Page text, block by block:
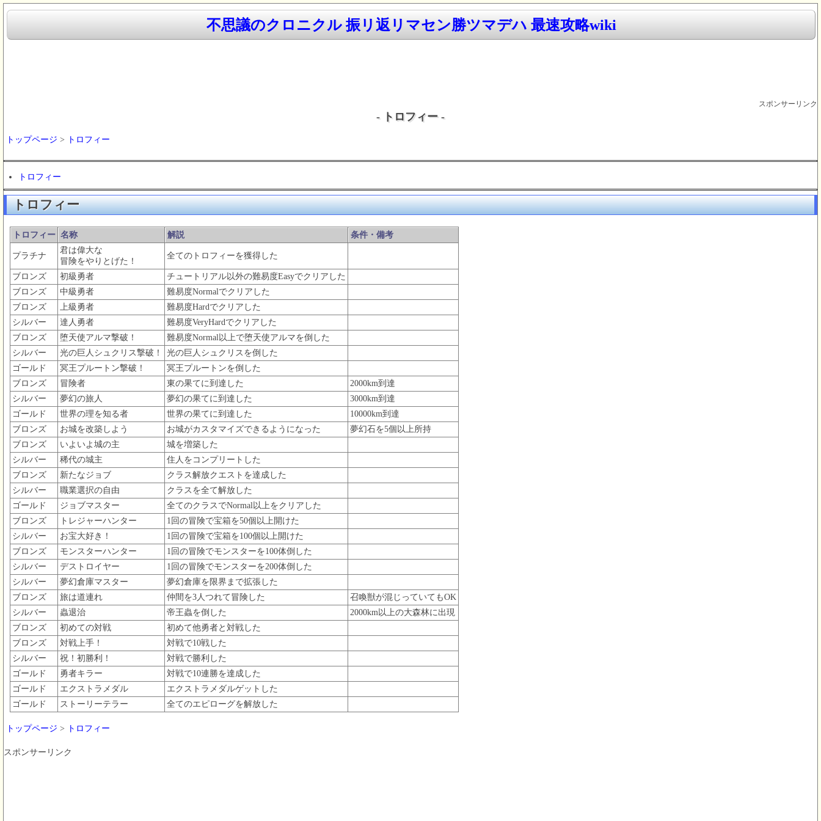
不思議のクロニクル 振リ返リマセン勝ツマデハ 最速攻略wiki
スポンサーリンク
- トロフィー -
トップページ > トロフィー
トロフィー
トロフィー
トロフィー 名称 解説 条件・備考
プラチナ
君は偉大な
冒険をやりとげた！
全てのトロフィーを獲得した
ブロンズ 初級勇者
チュートリアル以外の難易度Easyでクリアした
ブロンズ
中級勇者
難易度Normalでクリアした
ブロンズ
上級勇者
難易度Hardでクリアした
シルバー
達人勇者
難易度VeryHardでクリアした
ブロンズ
堕天使アルマ撃破！
難易度Normal以上で堕天使アルマを倒した
シルバー
光の巨人シュクリス撃破！
光の巨人シュクリスを倒した
ゴールド
冥王プルートン撃破！
冥王プルートンを倒した
ブロンズ
冒険者 東の果てに到達した
2000km到達
シルバー
夢幻の旅人 夢幻の果てに到達した
3000km到達
ゴールド
世界の理を知る者 世界の果てに到達した
10000km到達
ブロンズ
お城を改築しよう お城がカスタマイズできるようになった
夢幻石を5個以上所持
ブロンズ
いよいよ城の主
城を増築した
シルバー
稀代の城主
住人をコンプリートした
ブロンズ
新たなジョブ
クラス解放クエストを達成した
シルバー
職業選択の自由
クラスを全て解放した
ゴールド
ジョブマスター
全てのクラスでNormal以上をクリアした
ブロンズ
トレジャーハンター
1回の冒険で宝箱を50個以上開けた
シルバー
お宝大好き！
1回の冒険で宝箱を100個以上開けた
ブロンズ
モンスターハンター
1回の冒険でモンスターを100体倒した
シルバー
デストロイヤー
1回の冒険でモンスターを200体倒した
シルバー
夢幻倉庫マスター
夢幻倉庫を限界まで拡張した
ブロンズ
旅は道連れ 仲間を3人つれて冒険した
召喚獣が混じっていてもOK
シルバー
蟲退治 帝王蟲を倒した
2000km以上の大森林に出現
ブロンズ
初めての対戦
初めて他勇者と対戦した
ブロンズ
対戦上手！
対戦で10戦した
シルバー
祝！初勝利！
対戦で勝利した
ゴールド
勇者キラー
対戦で10連勝を達成した
ゴールド
エクストラメダル
エクストラメダルゲットした
ゴールド
ストーリーテラー 全てのエピローグを解放した
トップページ > トロフィー
スポンサーリンク